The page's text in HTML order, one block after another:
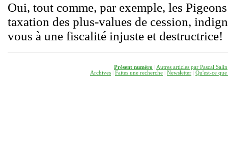
Oui, tout comme, par exemple, les
taxation des plus-values de cession,
vous à une fiscalité injuste et destructrice!
Présent numéro
Autres articles par Pascal Salin
Archives
Faites une recherche Newsletter Qu'est-ce